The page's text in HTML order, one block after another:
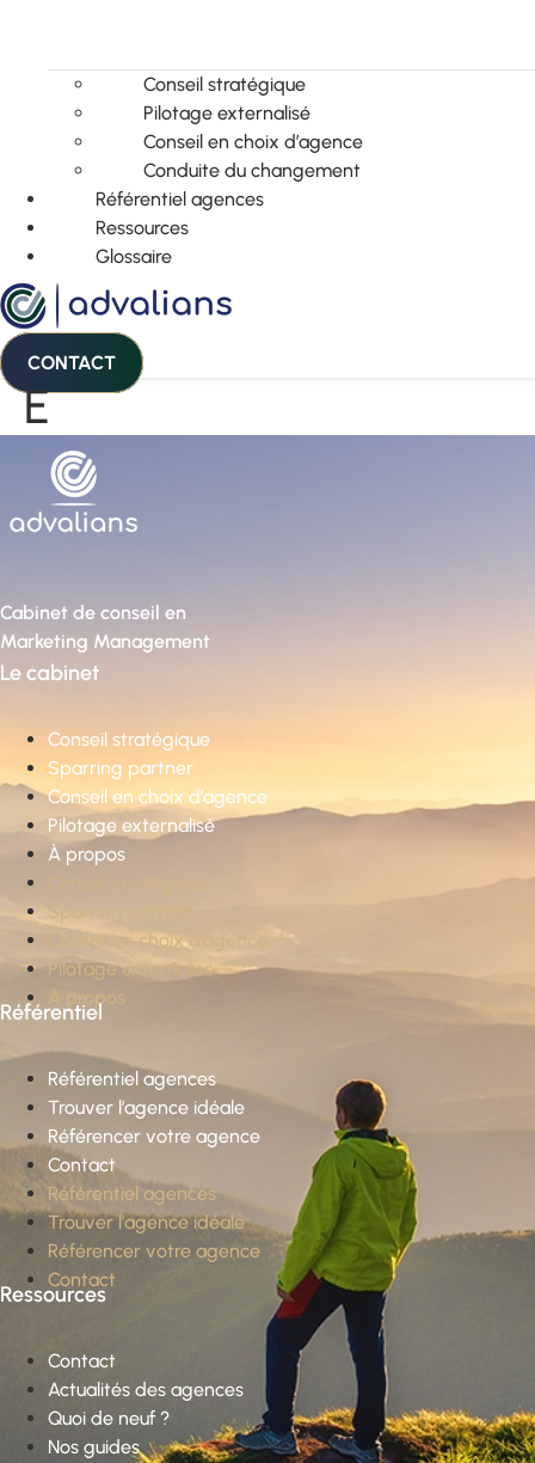
Conseil stratégique
Pilotage externalisé
Conseil en choix d’agence
Conduite du changement
Référentiel agences
Ressources
Glossaire
CONTACT
E
Cabinet de conseil en
Marketing Management
Le cabinet
Conseil stratégique
Sparring partner
Conseil en choix d’agence
Pilotage externalisé
À propos
Sparring partner
Conseil en choix d’agence
Pilotage externalisé
À propos
Référentiel
Référentiel agences
Trouver l’agence idéale
Référencer votre agence
Contact
Référentiel agences
Trouver l’agence idéale
Référencer votre agence
Contact
Ressources
Contact
Actualités des agences
Quoi de neuf ?
Nos guides